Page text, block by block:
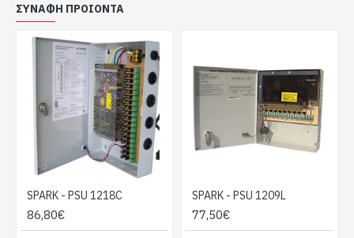
Ενδείξεις: Λειτουργιών µε LED
∆ιαστάσεις: 240x210x53mm
Βάρος: 1,4Kg
ΣΥΝΑΦΉ ΠΡΟΙΌΝΤΑ
SPARK - PSU 1218C
86,80€
SPARK - PSU 1209L
77,50€